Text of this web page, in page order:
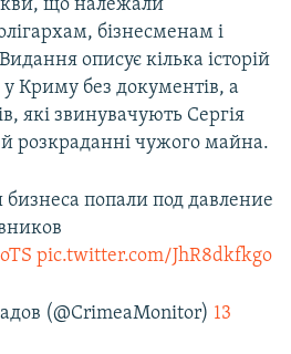
що належали
бізнесменам і
описує кілька історій
Криму без документів, а
які звинувачують Сергія
й розкраданні чужого майна.
попали под давление
pic.twitter.com/JhR8dkfkgo
(@CrimeaMonitor) 13